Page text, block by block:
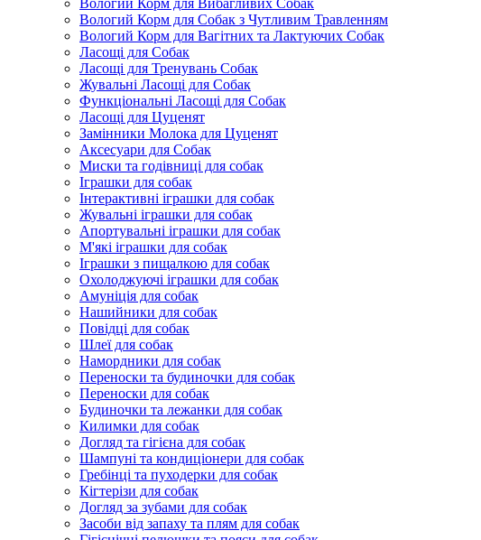
Вологий Корм для Вибагливих Собак
Вологий Корм для Собак з Чутливим Травленням
Вологий Корм для Вагітних та Лактуючих Собак
Ласощі для Собак
Ласощі для Тренувань Собак
Жувальні Ласощі для Собак
Функціональні Ласощі для Собак
Ласощі для Цуценят
Замінники Молока для Цуценят
Аксесуари для Собак
Миски та годівниці для собак
Іграшки для собак
Інтерактивні іграшки для собак
Жувальні іграшки для собак
Апортувальні іграшки для собак
М'які іграшки для собак
Іграшки з пищалкою для собак
Охолоджуючі іграшки для собак
Амуніція для собак
Нашийники для собак
Повідці для собак
Шлеї для собак
Намордники для собак
Переноски та будиночки для собак
Переноски для собак
Будиночки та лежанки для собак
Килимки для собак
Догляд та гігієна для собак
Шампуні та кондиціонери для собак
Гребінці та пуходерки для собак
Кігтерізи для собак
Догляд за зубами для собак
Засоби від запаху та плям для собак